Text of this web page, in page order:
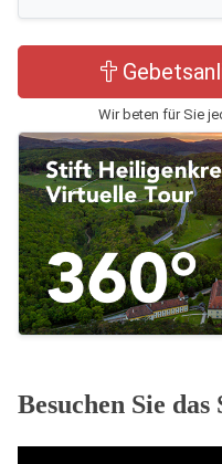
Wir beten für Sie
Besuchen Sie das